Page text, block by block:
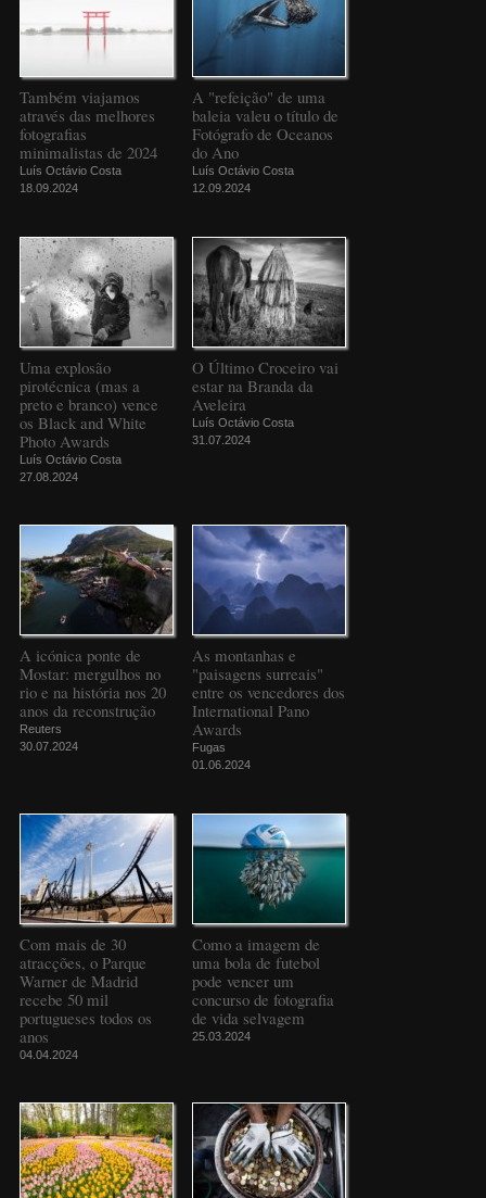
Também viajamos
através das melhores
fotografias
minimalistas de 2024
Luís Octávio Costa
18.09.2024
A "refeição" de uma
baleia valeu o título de
Fotógrafo de Oceanos
do Ano
Luís Octávio Costa
12.09.2024
Uma explosão
pirotécnica (mas a
preto e branco) vence
os Black and White
Photo Awards
Luís Octávio Costa
27.08.2024
O Último Croceiro vai
estar na Branda da
Aveleira
Luís Octávio Costa
31.07.2024
A icónica ponte de
Mostar: mergulhos no
rio e na história nos 20
anos da reconstrução
Reuters
30.07.2024
As montanhas e
"paisagens surreais"
entre os vencedores dos
International Pano
Awards
Fugas
01.06.2024
Com mais de 30
atracções, o Parque
Warner de Madrid
recebe 50 mil
portugueses todos os
anos
04.04.2024
Como a imagem de
uma bola de futebol
pode vencer um
concurso de fotografia
de vida selvagem
25.03.2024